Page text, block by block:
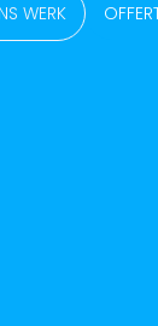
WERK